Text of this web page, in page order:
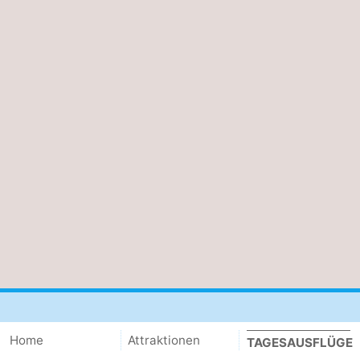
Home
Attraktionen
TAGESAUSFLÜGE